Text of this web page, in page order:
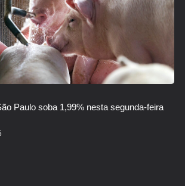
Paulo soba 1,99% nesta segunda-feira